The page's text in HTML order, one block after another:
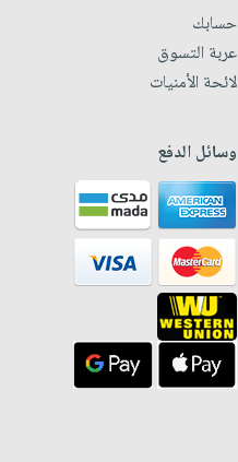
حسابك
عربة التسوق
لائحة الأمنيات
وسائل الدفع